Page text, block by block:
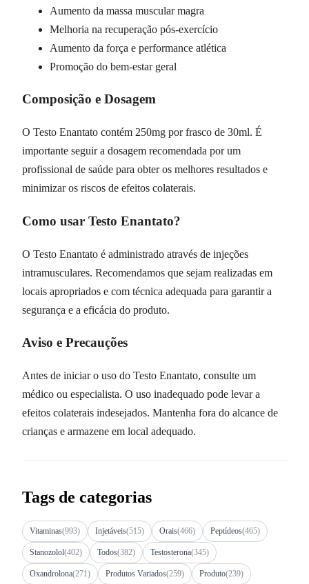
Aumento da massa muscular magra
Melhoria na recuperação pós-exercício
Aumento da força e performance atlética
Promoção do bem-estar geral
Composição e Dosagem
O Testo Enantato contém 250mg por frasco de 30ml. É
importante seguir a dosagem recomendada por um
profissional de saúde para obter os melhores resultados e
minimizar os riscos de efeitos colaterais.
Como usar Testo Enantato?
O Testo Enantato é administrado através de injeções
intramusculares. Recomendamos que sejam realizadas em
locais apropriados e com técnica adequada para garantir a
segurança e a eficácia do produto.
Aviso e Precauções
Antes de iniciar o uso do Testo Enantato, consulte um
médico ou especialista. O uso inadequado pode levar a
efeitos colaterais indesejados. Mantenha fora do alcance de
crianças e armazene em local adequado.
Tags de categorias
Vitaminas(993) Injetáveis(515) Orais(466) Peptídeos(465)
Stanozolol(402) Todos(382) Testosterona(345)
Oxandrolona(271) Produtos Variados(259) Produto(239)